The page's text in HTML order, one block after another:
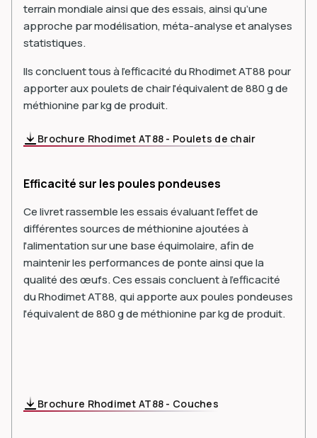
terrain mondiale ainsi que des essais, ainsi qu’une
approche par modélisation, méta-analyse et analyses
statistiques.
Ils concluent tous à l'efficacité du Rhodimet AT88 pour
apporter aux poulets de chair l'équivalent de 880 g de
méthionine par kg de produit.
Brochure Rhodimet AT88 - Poulets de chair
Efficacité sur les poules pondeuses
Ce livret rassemble les essais évaluant l'effet de
différentes sources de méthionine ajoutées à
l'alimentation sur une base équimolaire, afin de
maintenir les performances de ponte ainsi que la
qualité des œufs. Ces essais concluent à l'efficacité
du Rhodimet AT88, qui apporte aux poules pondeuses
l'équivalent de 880 g de méthionine par kg de produit.
Brochure Rhodimet AT88 - Couches